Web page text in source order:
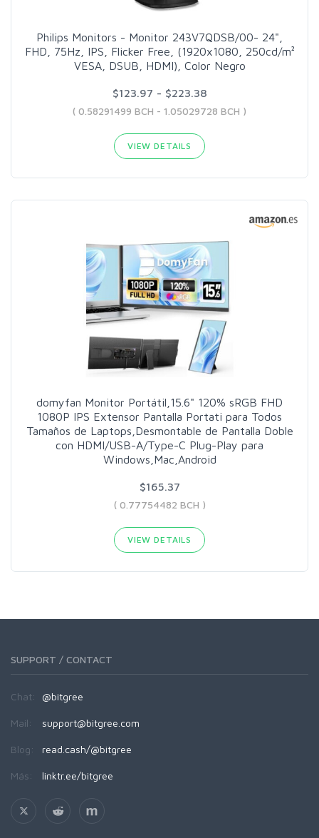
Philips Monitors - Monitor 243V7QDSB/00- 24",
FHD, 75Hz, IPS, Flicker Free, (1920x1080, 250cd/m²
VESA, DSUB, HDMI), Color Negro
$123.97 - $223.38
( 0.58291499 BCH - 1.05029728 BCH )
VIEW DETAILS
domyfan Monitor Portátil,15.6" 120% sRGB FHD
1080P IPS Extensor Pantalla Portati para Todos
Tamaños de Laptops,Desmontable de Pantalla Doble
con HDMI/USB-A/Type-C Plug-Play para
Windows,Mac,Android
$165.37
( 0.77754482 BCH )
VIEW DETAILS
SUPPORT / CONTACT
Chat: @bitgree
Mail: support@bitgree.com
Blog: read.cash/@bitgree
Más: linktr.ee/bitgree